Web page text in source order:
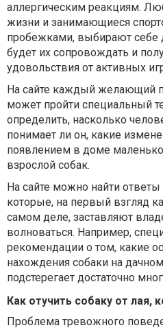
аллергическим реакциям.
жизни и занимающиеся
пробежками, выбирают себе
будет их сопровождать и
удовольствия от активных
На сайте каждый желающий
может пройти специальный
определить, насколько
понимает ли он, какие
появлением в доме
взрослой собак.
На сайте можно найти
которые, на первый взгляд
самом деле, заставляют
волноваться. Например,
рекомендации о том, какие
нахождения собаки на
подстерегает достаточно
Как отучить собаку от лая,
Проблема тревожного